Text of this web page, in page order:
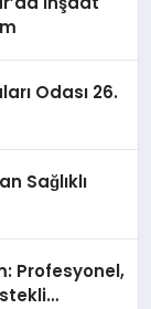
Odası 26.
Sağlıklı
Profesyonel,